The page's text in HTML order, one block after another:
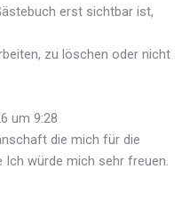
erst sichtbar ist,
zu löschen oder nicht
um 9:28
die mich für die
Ich würde mich sehr freuen.